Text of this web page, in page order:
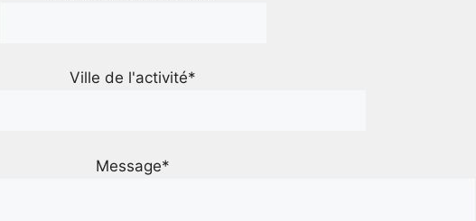
Ville de l'activité*
Message*